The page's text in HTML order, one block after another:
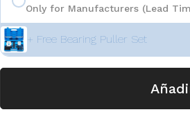
Only for Manufacturers (Lead
+ Free Bearing Puller Set